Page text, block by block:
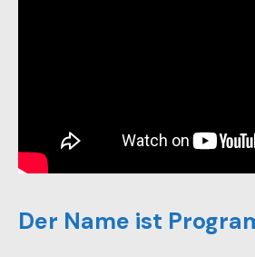
Der Name ist